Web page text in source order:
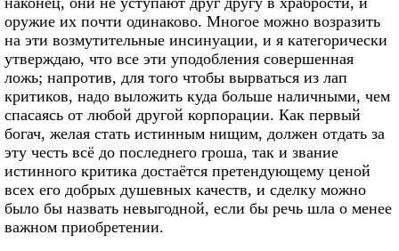
оружие их почти одинаково. Многое можно возразить
на эти возмутительные инсинуации, и я категорически
утверждаю, что все эти уподобления совершенная
ложь; напротив, для того чтобы вырваться из лап
критиков, надо выложить куда больше наличными, чем
спасаясь от любой другой корпорации. Как первый
богач, желая стать истинным нищим, должен отдать за
эту честь всё до последнего гроша, так и звание
истинного критика достаётся претендующему ценой
всех его добрых душевных качеств, и сделку можно
было бы назвать невыгодной, если бы речь шла о менее
важном приобретении.